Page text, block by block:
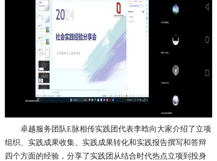
卓越服务团队E脉相传实践团代表李晗向大家介绍了立项
组织、实践成果收集、实践成果转化和实践报告撰写和答辩
四个方面的经验，分享了实践团从结合时代热点立项到投身